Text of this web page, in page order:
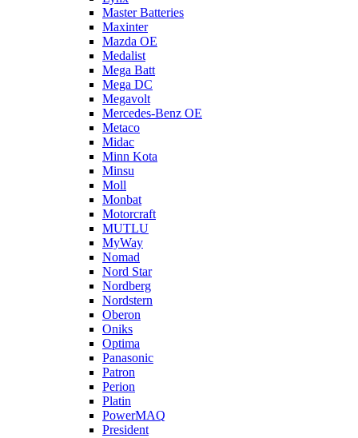
Master Batteries
Maxinter
Mazda OE
Medalist
Mega Batt
Mega DC
Megavolt
Mercedes-Benz OE
Metaco
Midac
Minn Kota
Minsu
Moll
Monbat
Motorcraft
MUTLU
MyWay
Nomad
Nord Star
Nordberg
Nordstern
Oberon
Oniks
Optima
Panasonic
Patron
Perion
Platin
PowerMAQ
President